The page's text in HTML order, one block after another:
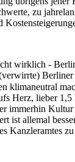
zu
wirklich -
klimaneutral
Herz, lieber
immerhin Kultur
ist allemal
Kanzleramtes